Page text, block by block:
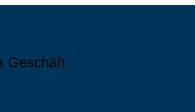
Geschäft